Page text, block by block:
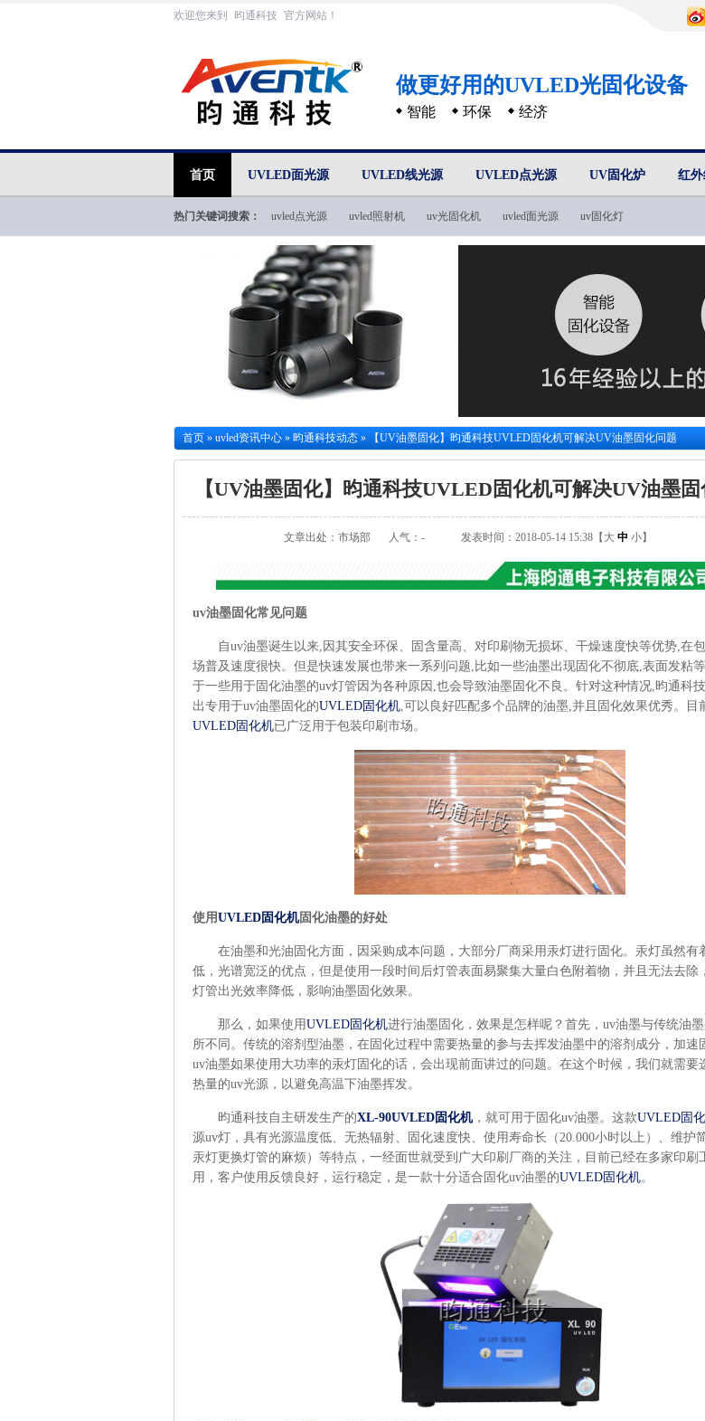
欢迎您来到 昀通科技 官方网站！
做更好用的UVLED光固化设备
智能 环保 经济
首页 UVLED面光源 UVLED线光源 UVLED点光源 UV固化炉 红
uvled技术文档
热门关键词搜索： uvled点光源 uvled照射机 uv光固化机 uvled面光源 uv固化灯
首页 » uvled资讯中心 » 昀通科技动态 » 【UV油墨固化】昀通科技UVLED固化机可解决UV油墨固化问题
【UV油墨固化】昀通科技UVLED固化机可解决UV油墨
文章出处：市场部 人气： - 发表时间：2018-05-14 15:38【 大 中 小】
uv油墨固化常见问题
自uv油墨诞生以来,因其安全环保、固含量高、对印刷物无损坏、干燥速度快等优势,在
场普及速度很快。但是快速发展也带来一系列问题,比如一些油墨出现固化不彻底,表面发粘
于一些用于固化油墨的uv灯管因为各种原因,也会导致油墨固化不良。针对这种情况,昀通科
出专用于uv油墨固化的UVLED固化机,可以良好匹配多个品牌的油墨,并且固化效果优秀。目
UVLED固化机已广泛用于包装印刷市场。
使用UVLED固化机固化油墨的好处
在油墨和光油固化方面，因采购成本问题，大部分厂商采用汞灯进行固化。汞灯虽然有
低，光谱宽泛的优点，但是使用一段时间后灯管表面易聚集大量白色附着物，并且无法去除
灯管出光效率降低，影响油墨固化效果。
那么，如果使用UVLED固化机进行油墨固化，效果是怎样呢？首先， uv油墨与传统油
所不同。传统的溶剂型油墨，在固化过程中需要热量的参与去挥发油墨中的溶剂成分，加速
uv油墨如果使用大功率的汞灯固化的话，会出现前面讲过的问题。在这个时候，我们就需要
热量的uv光源，以避免高温下油墨挥发。
昀通科技自主研发生产的XL-90UVLED固化机，就可用于固化uv油墨。这款UVLED固
源uv灯，具有光源温度低、无热辐射、固化速度快、使用寿命长（20.000小时以上）、维护
汞灯更换灯管的麻烦）等特点，一经面世就受到广大印刷厂商的关注，目前已经在多家印刷
用，客户使用反馈良好，运行稳定，是一款十分适合固化uv油墨的UVLED固化机。